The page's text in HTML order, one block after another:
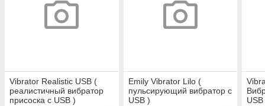
Vibrator Realistic USB (
реалистичный вибратор
присоска с USB )
Emily Vibrator Lilo (
пульсирующий вибратор с
USB )